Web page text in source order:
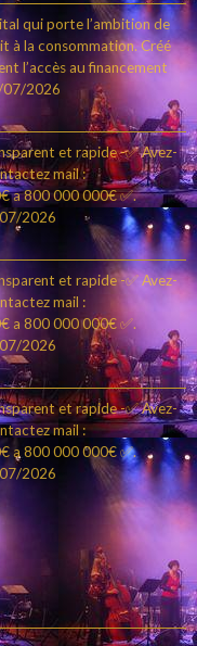
qui porte l’ambition de
à la consommation. Créé
l’accès au financement
07/2026
et rapide -✅ Avez-
mail :
a 800 000 000€ ✅.
2026
et rapide -✅ Avez-
mail :
a 800 000 000€ ✅.
2026
et rapide -✅ Avez-
mail :
a 800 000 000€ ✅.
2026